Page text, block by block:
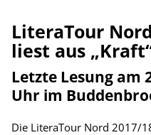
LiteraTour
liest aus
Letzte Lesung am
Uhr im
Die LiteraTour Nord 2017/